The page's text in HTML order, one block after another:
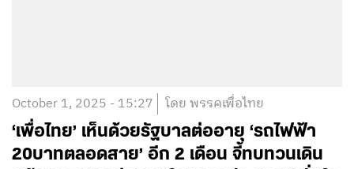
October 1, 2025 - 15:27 โดย พรรคเพื่อไทย
‘เพื่อไทย’ เห็นด้วยรัฐบาลต่ออายุ ‘รถไฟฟ้า
20บาทตลอดสาย’ อีก 2 เดือน จี้ทบทวนเดิน